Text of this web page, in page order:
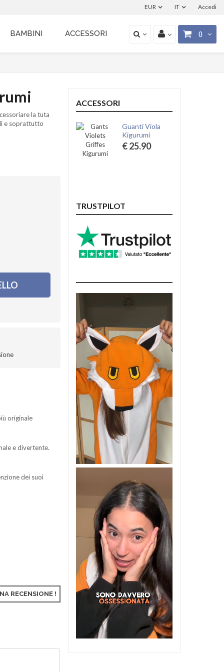
Accedi
IT
EUR
0
BAMBINI ACCESSORI
la tuta
e soprattutto
originale
e divertente.
dei suoi
RECENSIONE !
ACCESSORI
Guanti Viola
Kigurumi
€ 25.90
TRUSTPILOT